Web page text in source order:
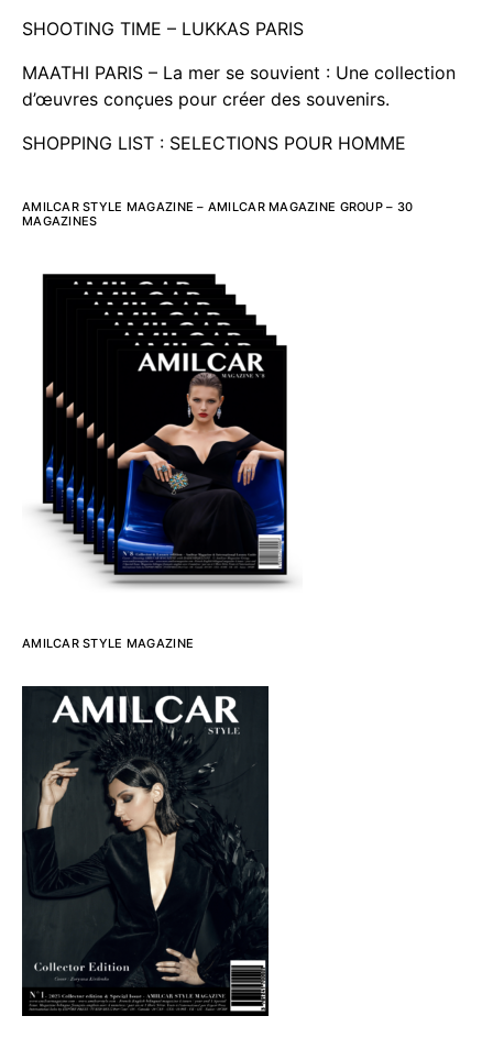
SHOOTING TIME – LUKKAS PARIS
MAATHI PARIS – La mer se souvient : Une collection
d’œuvres conçues pour créer des souvenirs.
SHOPPING LIST : SELECTIONS POUR HOMME
AMILCAR STYLE MAGAZINE – AMILCAR MAGAZINE GROUP – 30
MAGAZINES
AMILCAR STYLE MAGAZINE